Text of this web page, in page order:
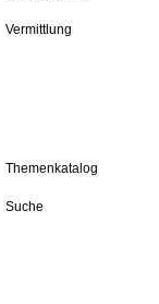
Vermittlung
Themenkatalog
Suche